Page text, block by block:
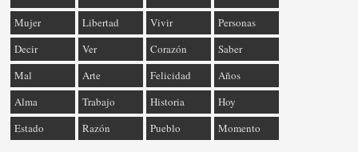
Mujer
Libertad Vivir
Personas
Decir
Ver Corazón
Saber
Mal
Arte Felicidad
Años
Alma
Trabajo Historia
Hoy
Estado
Razón Pueblo Momento